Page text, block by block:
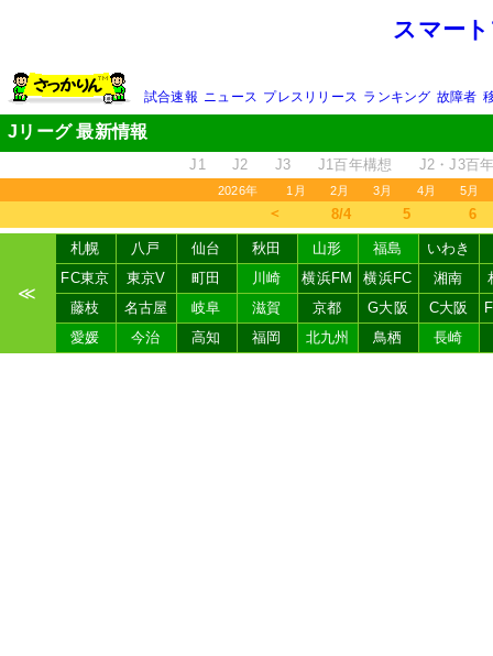
スマー
試合速報 ニュース プレスリリース ランキング 故障者
Jリーグ 最新情報
J1 J2 J3 J1百年構想 J2・J3百
2026年 1月 2月 3月 4月 5月
＜ 8/4 5 6
≪
札幌 八戸 仙台 秋田 山形 福島
いわき
FC東京
東京V 町田 川崎 横浜FM 横浜FC 湘南
藤枝
名古屋 岐阜 滋賀 京都 G大阪 C大阪
愛媛
今治 高知 福岡 北九州 鳥栖 長崎